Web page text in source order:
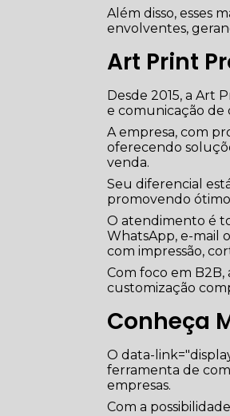
Além disso, esses
envolventes,
Art Print
Desde 2015, a Art
e comunicação de
A empresa, com
oferecendo
venda.
Seu diferencial
promovendo
O atendimento é
WhatsApp, e-mail
com impressão,
Com foco em
customização
Conheça
O data-
ferramenta de
empresas.
Com a